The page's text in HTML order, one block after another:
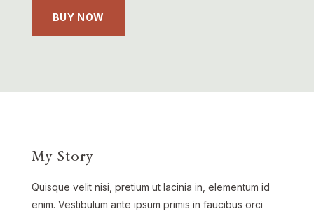
BUY NOW
My Story
Quisque velit nisi, pretium ut lacinia in, elementum id
enim. Vestibulum ante ipsum primis in faucibus orci